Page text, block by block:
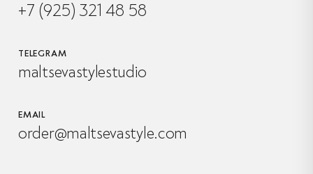
+7 (925) 321 48 58
TELEGRAM
maltsevastylestudio
EMAIL
order@maltsevastyle.com